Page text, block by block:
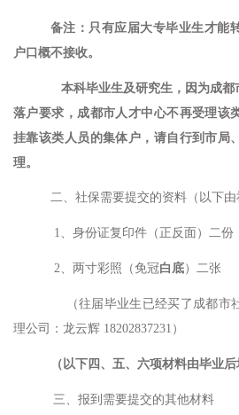
备注：只有应届大专毕业生才能
户口概不接收。
本科毕业生及研究生，因为成都
落户要求，成都市人才中心不再受理该
挂靠该类人员的集体户，请自行到市局
理。
二、社保需要提交的资料（以下由
1、身份证复印件（正反面）二份
2、两寸彩照（免冠白底）二张
（往届毕业生已经买了成都市
理公司： 龙云辉18202837231）
（以下四、五、六项材料由毕业
三、报到需要提交的其他材料